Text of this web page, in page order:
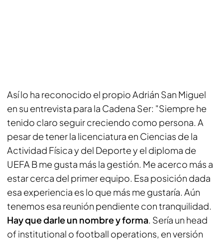
Así lo ha reconocido el propio Adrián San Miguel
en su entrevista para la Cadena Ser: "Siempre he
tenido claro seguir creciendo como persona. A
pesar de tener la licenciatura en Ciencias de la
Actividad Física y del Deporte y el diploma de
UEFA B me gusta más la gestión. Me acerco más a
estar cerca del primer equipo. Esa posición dada
esa experiencia es lo que más me gustaría. Aún
tenemos esa reunión pendiente con tranquilidad.
Hay que darle un nombre y forma. Sería un head
of institutional o football operations, en versión